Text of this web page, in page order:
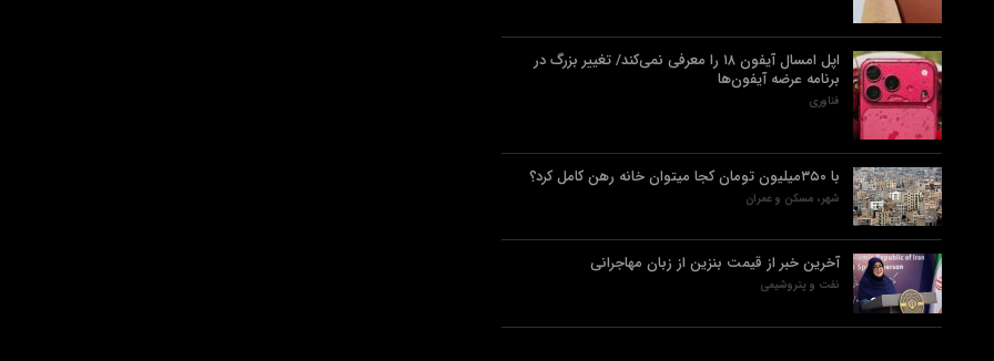
اپل امسال آیفون ۱۸ را معرفی نمی‌کند/ تغییر بزرگ در
برنامه عرضه آیفون‌ها
فناوری
با ۳۵۰میلیون تومان کجا میتوان خانه رهن کامل کرد؟
شهر، مسکن و عمران
آخرین خبر از قیمت بنزین از زبان مهاجرانی
نفت و پتروشیمی